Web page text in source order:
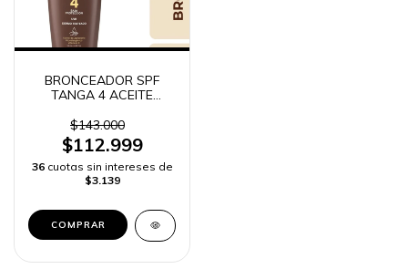
BRONCEADOR SPF
TANGA 4 ACEITE
$143.000
$112.999
36 cuotas sin intereses de
$3.139
COMPRAR